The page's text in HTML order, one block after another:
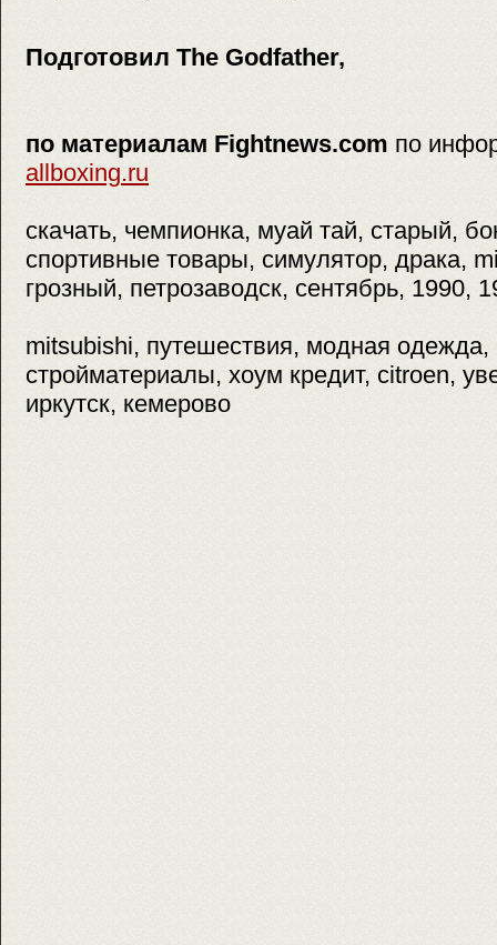
Подготовил The Godfather,
по материалам Fightnews.com по
allboxing.ru
скачать, чемпионка, муай тай, старый,
спортивные товары, симулятор, драка,
грозный, петрозаводск, сентябрь, 1990,
mitsubishi, путешествия, модная одежда,
стройматериалы, хоум кредит, citroen,
иркутск, кемерово